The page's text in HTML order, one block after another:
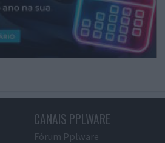
CANAIS PPLWARE
Fórum Pplware